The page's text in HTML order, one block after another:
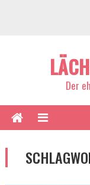
Der